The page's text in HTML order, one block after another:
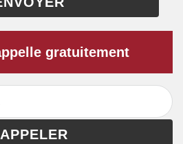
gratuitement